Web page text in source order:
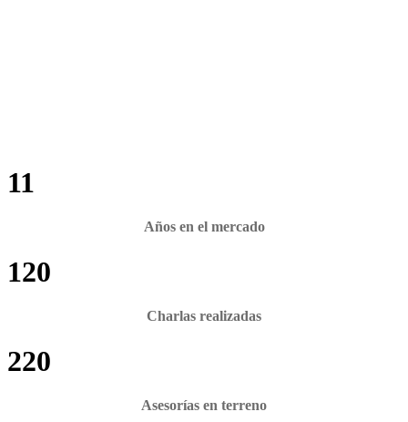
11
Años en el mercado
120
Charlas realizadas
220
Asesorías en terreno